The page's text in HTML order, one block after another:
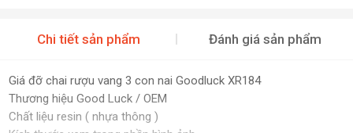
Chi tiết sản phẩm Đánh giá sản phẩm
Giá đỡ chai rượu vang 3 con nai Goodluck XR184
Thương hiệu Good Luck / OEM
Chất liệu resin ( nhựa thông )